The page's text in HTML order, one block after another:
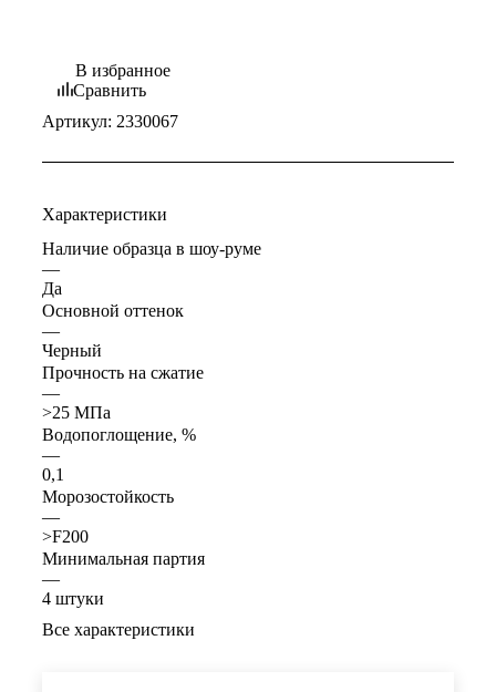
В избранное
Сравнить
Артикул: 2330067
Характеристики
Наличие образца в шоу-руме
—
Да
Основной оттенок
—
Черный
Прочность на сжатие
—
>25 МПа
Водопоглощение, %
—
0,1
Морозостойкость
—
>F200
Минимальная партия
—
4 штуки
Все характеристики